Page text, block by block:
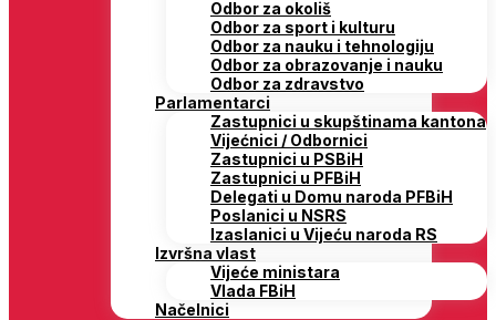
Odbor za okoliš
Odbor za sport i kulturu
Odbor za nauku i tehnologiju
Odbor za obrazovanje i nauku
Odbor za zdravstvo
Parlamentarci
Zastupnici u skupštinama kantona
Vijećnici / Odbornici
Zastupnici u PSBiH
Zastupnici u PFBiH
Delegati u Domu naroda PFBiH
Poslanici u NSRS
Izaslanici u Vijeću naroda RS
Izvršna vlast
Vijeće ministara
Vlada FBiH
Načelnici